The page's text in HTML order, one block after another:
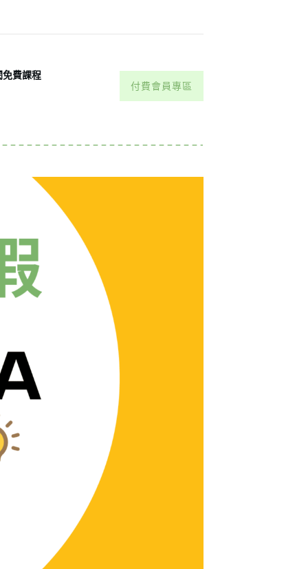
免費課程
付費會員專區